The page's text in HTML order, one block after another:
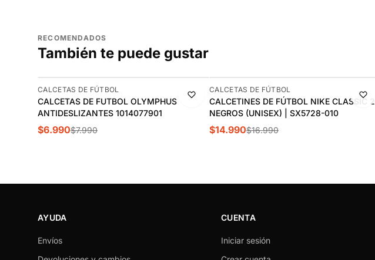
RECOMENDADOS
También te puede gustar
-13%
CALCETAS DE FÚTBOL
CALCETAS DE FUTBOL OLYMPHUS
ANTIDESLIZANTES 1014077901
$6.990$7.990
-12%
CALCETAS DE FÚTBOL
CALCETINES DE FÚTBOL NIKE CLASSIC 2
NEGROS (UNISEX) | SX5728-010
$14.990$16.990
AYUDA
Envíos
CUENTA
Iniciar sesión